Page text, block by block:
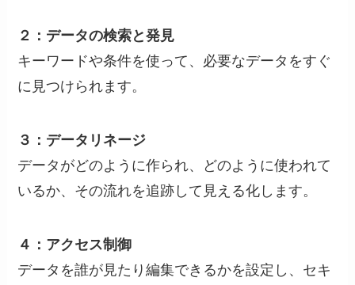
２：データの検索と発見
キーワードや条件を使って、必要なデータをすぐ
に見つけられます。
３：データリネージ
データがどのように作られ、どのように使われて
いるか、その流れを追跡して見える化します。
４：アクセス制御
データを誰が見たり編集できるかを設定し、セキ